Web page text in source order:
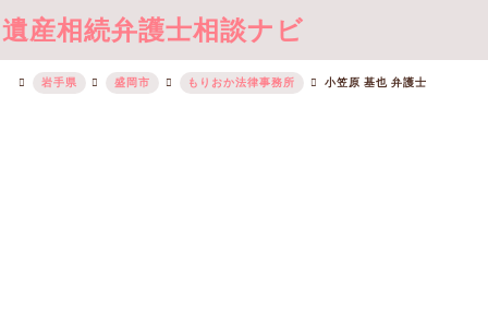
遺産相続弁護士相談ナビ
岩手県 盛岡市 もりおか法律事務所 小笠原 基也 弁護士